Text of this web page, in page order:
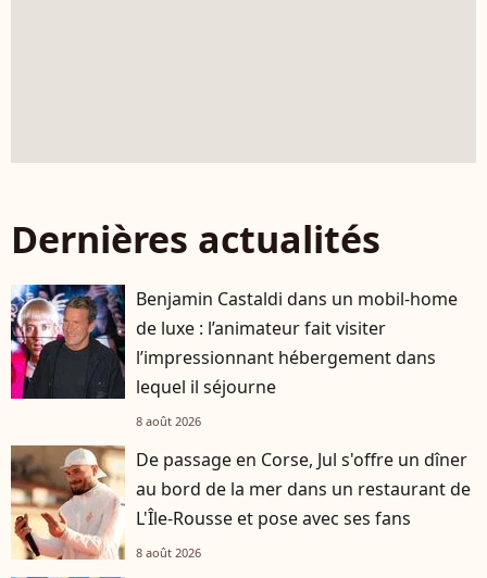
Dernières actualités
Benjamin Castaldi dans un mobil-home
de luxe : l’animateur fait visiter
l’impressionnant hébergement dans
lequel il séjourne
8 août 2026
De passage en Corse, Jul s'offre un dîner
au bord de la mer dans un restaurant de
L'Île-Rousse et pose avec ses fans
8 août 2026